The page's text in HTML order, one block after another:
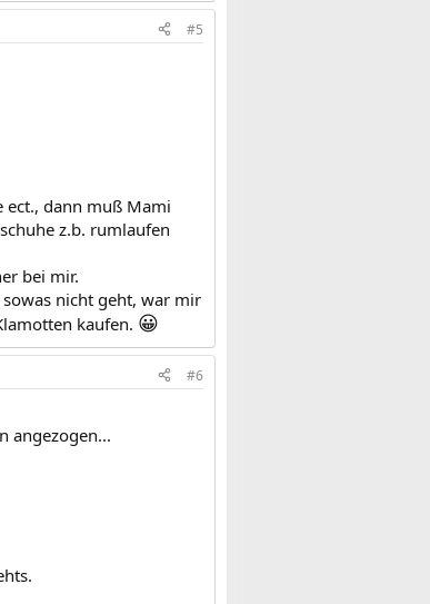
#5
ect., dann muß Mami
z.b. rumlaufen
bei mir.
nicht geht, war mir
kaufen. 😀
#6
angezogen...